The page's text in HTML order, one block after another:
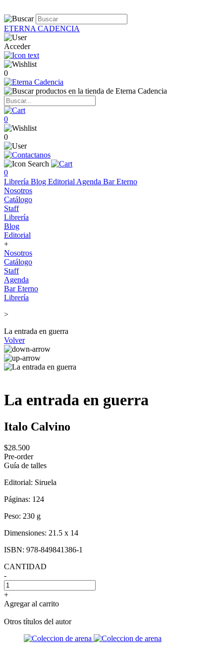
ETERNA CADENCIA
Acceder
0
0
0
0
Librería Blog Editorial Agenda Bar Eterno
Nosotros
Catálogo
Staff
Librería
Blog
Editorial
+
Nosotros
Catálogo
Staff
Agenda
Bar Eterno
Librería
>
La entrada en guerra
Volver
La entrada en guerra
Italo Calvino
$28.500
Pre-order
Guía de talles
Editorial: Siruela
Páginas: 124
Peso: 230 g
Dimensiones: 21.5 x 14
ISBN: 978-849841386-1
CANTIDAD
-
+
Agregar al carrito
Otros títulos del autor